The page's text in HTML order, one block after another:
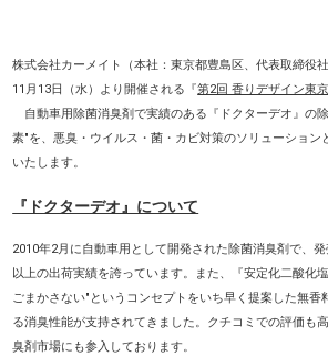
株式会社カーメイト（本社：東京都豊島区、代表取締役
11月13日（水）より開催される『第2回 香りデザイン東京
自動車用除菌消臭剤で実績のある『ドクターデオ』の
素"を、悪臭・ウイルス・菌・カビ対策のソリューション
いたします。
『ドクターデオ』について
2010年2月に自動車用として開発された除菌消臭剤で、
以上の出荷実績を誇っています。また、『安定化二酸化
ごまかさない"というコンセプトをいち早く提案した無香
る消臭性能が支持されてきました。クチコミでの評価も
臭剤市場にも参入しております。